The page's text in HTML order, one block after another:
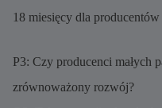
18 miesięcy dla
P3: Czy producenci małych
zrównoważony rozwój?